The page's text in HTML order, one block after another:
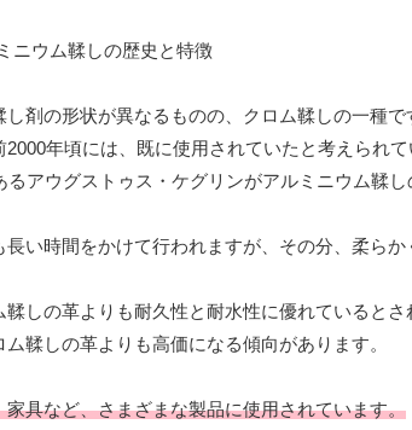
剤の形状が異なるものの、クロム鞣しの一種で
年頃には、既に使用されていたと考えられ
アウグストゥス・ケグリンがアルミニウム鞣し
い時間をかけて行われますが、その分、柔ら
しの革よりも耐久性と耐水性に優れているとさ
鞣しの革よりも高価になる傾向があります。
具など、さまざまな製品に使用されています。